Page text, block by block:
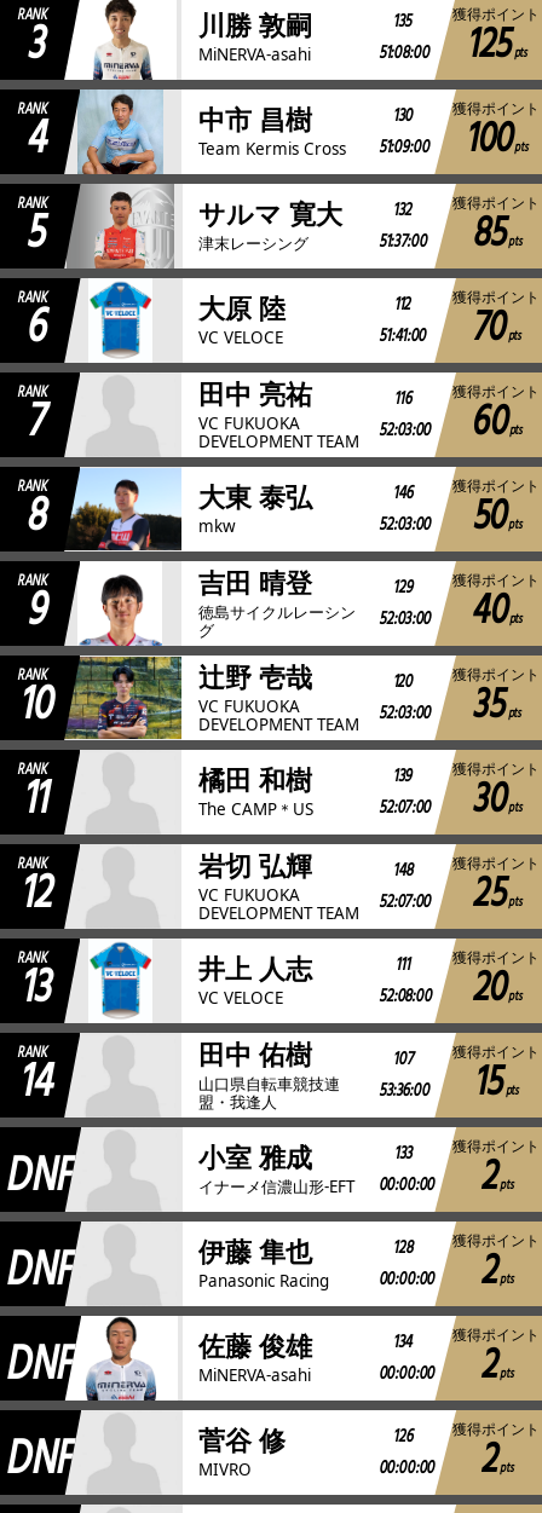
RANK
3 川勝 敦嗣
MiNERVA-asahi
135
51:08:00
獲得ポイント
125 pts
RANK
4 中市 昌樹
Team Kermis Cross
130
51:09:00
獲得ポイント
100pts
RANK
5 サルマ 寛大
津末レーシング
132
51:37:00
獲得ポイント
85pts
RANK
6 大原 陸
VC VELOCE
112
51:41:00
獲得ポイント
70 pts
RANK
7 田中 亮祐
VC FUKUOKA
DEVELOPMENT TEAM
116
52:03:00
獲得ポイント
60pts
RANK
8 大東 泰弘
mkw
146
52:03:00
獲得ポイント
50pts
RANK
9 吉田 晴登
徳島サイクルレーシン
グ
129
52:03:00
獲得ポイント
40pts
RANK
10 辻野 壱哉
VC FUKUOKA
DEVELOPMENT TEAM
120
52:03:00
獲得ポイント
35 pts
RANK
11 橘田 和樹
The CAMP＊US
139
52:07:00
獲得ポイント
30pts
RANK
12 岩切 弘輝
VC FUKUOKA
DEVELOPMENT TEAM
148
52:07:00
獲得ポイント
25pts
RANK
13 井上 人志
VC VELOCE
111
52:08:00
獲得ポイント
20pts
RANK
14 田中 佑樹
山口県自転車競技連
盟・我逢人
107
53:36:00
獲得ポイント
15pts
DNF 小室 雅成
イナーメ信濃山形-EFT
133
00:00:00
獲得ポイント
2pts
DNF 伊藤 隼也
Panasonic Racing
128
00:00:00
獲得ポイント
2pts
DNF 佐藤 俊雄
MiNERVA-asahi
134
00:00:00
獲得ポイント
2pts
DNF 菅谷 修
MIVRO
126
00:00:00
獲得ポイント
2pts